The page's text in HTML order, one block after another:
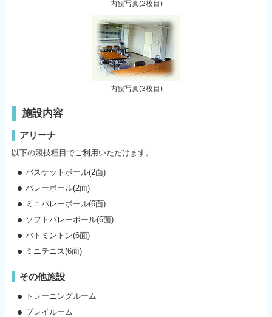
内観写真(2枚目)
内観写真(3枚目)
施設内容
アリーナ
以下の競技種目でご利用いただけます。
バスケットボール(2面)
バレーボール(2面)
ミニバレーボール(6面)
ソフトバレーボール(6面)
バトミントン(6面)
ミニテニス(6面)
その他施設
トレーニングルーム
プレイルーム